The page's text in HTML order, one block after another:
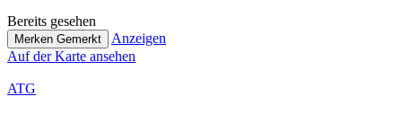
Bereits gesehen
Merken Gemerkt
Anzeigen
Auf der Karte ansehen
ATG